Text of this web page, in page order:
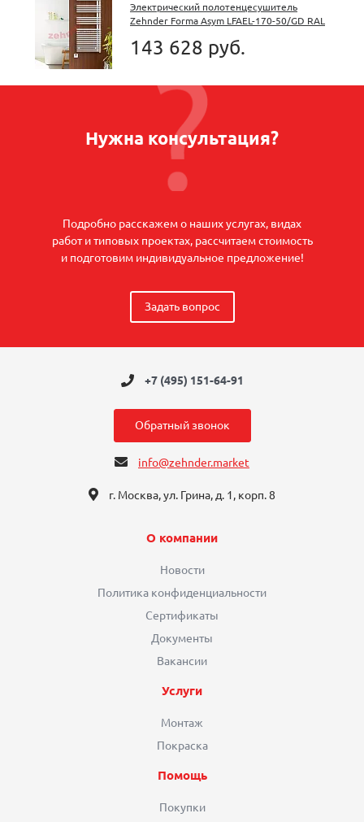
Электрический полотенцесушитель
Zehnder Forma Asym LFAEL-170-50/GD RAL
143 628 руб.
Нужна консультация?
Подробно расскажем о наших услугах, видах
работ и типовых проектах, рассчитаем стоимость
и подготовим индивидуальное предложение!
Задать вопрос
+7 (495) 151-64-91
Обратный звонок
info@zehnder.market
г. Москва, ул. Грина, д. 1, корп. 8
О компании
Новости
Политика конфиденциальности
Сертификаты
Документы
Вакансии
Услуги
Монтаж
Покраска
Помощь
Покупки